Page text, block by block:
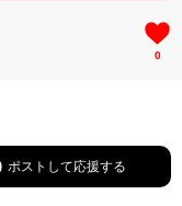
0
ポストして応援する